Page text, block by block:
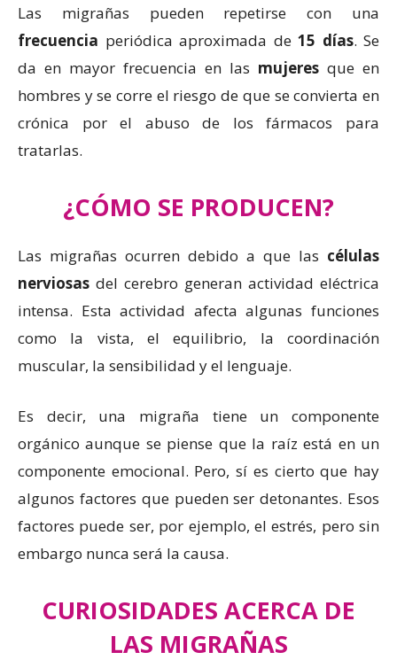
Las migrañas pueden repetirse con una
frecuencia periódica aproximada de 15 días. Se
da en mayor frecuencia en las mujeres que en
hombres y se corre el riesgo de que se convierta en
crónica por el abuso de los fármacos para
tratarlas.
¿CÓMO SE PRODUCEN?
Las migrañas ocurren debido a que las células
nerviosas del cerebro generan actividad eléctrica
intensa. Esta actividad afecta algunas funciones
como la vista, el equilibrio, la coordinación
muscular, la sensibilidad y el lenguaje.
Es decir, una migraña tiene un componente
orgánico aunque se piense que la raíz está en un
componente emocional. Pero, sí es cierto que hay
algunos factores que pueden ser detonantes. Esos
factores puede ser, por ejemplo, el estrés, pero sin
embargo nunca será la causa.
CURIOSIDADES ACERCA DE
LAS MIGRAÑAS